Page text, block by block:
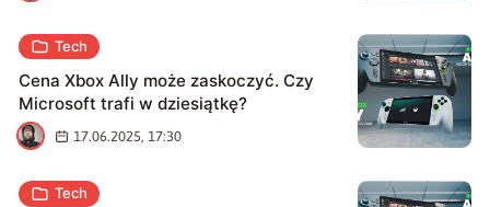
Tech
Cena Xbox Ally może zaskoczyć. Czy
Microsoft trafi w dziesiątkę?
S
17.06.2025, 17:30
Tech